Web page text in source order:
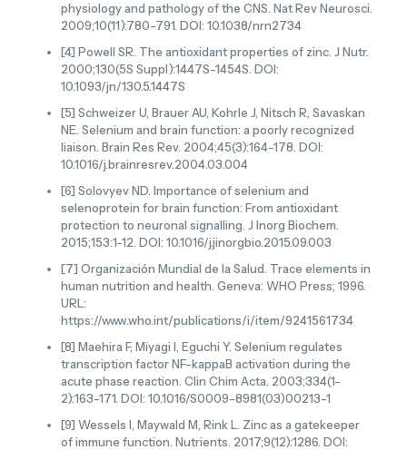
physiology and pathology of the CNS. Nat Rev Neurosci.
2009;10(11):780-791. DOI: 10.1038/nrn2734
[4] Powell SR. The antioxidant properties of zinc. J Nutr.
2000;130(5S Suppl):1447S-1454S. DOI:
10.1093/jn/130.5.1447S
[5] Schweizer U, Brauer AU, Kohrle J, Nitsch R, Savaskan
NE. Selenium and brain function: a poorly recognized
liaison. Brain Res Rev. 2004;45(3):164-178. DOI:
10.1016/j.brainresrev.2004.03.004
[6] Solovyev ND. Importance of selenium and
selenoprotein for brain function: From antioxidant
protection to neuronal signalling. J Inorg Biochem.
2015;153:1-12. DOI: 10.1016/j.jinorgbio.2015.09.003
[7] Organización Mundial de la Salud. Trace elements in
human nutrition and health. Geneva: WHO Press; 1996.
URL:
https://www.who.int/publications/i/item/9241561734
[8] Maehira F, Miyagi I, Eguchi Y. Selenium regulates
transcription factor NF-kappaB activation during the
acute phase reaction. Clin Chim Acta. 2003;334(1-
2):163-171. DOI: 10.1016/S0009-8981(03)00213-1
[9] Wessels I, Maywald M, Rink L. Zinc as a gatekeeper
of immune function. Nutrients. 2017;9(12):1286. DOI: